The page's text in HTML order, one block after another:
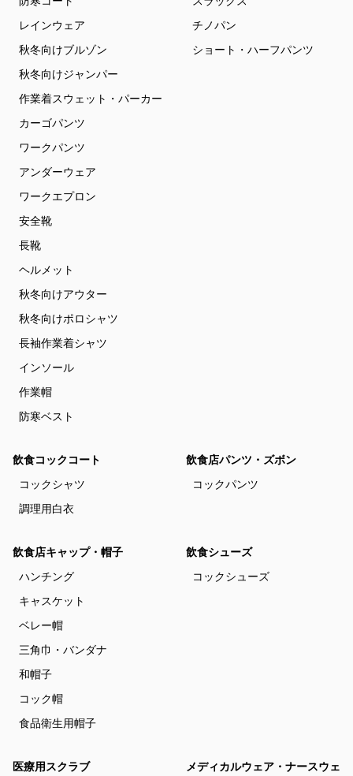
レインウェア
秋冬向けブルゾン
秋冬向けジャンパー
作業着スウェット・パーカー
カーゴパンツ
ワークパンツ
アンダーウェア
ワークエプロン
安全靴
長靴
ヘルメット
秋冬向けアウター
秋冬向けポロシャツ
長袖作業着シャツ
インソール
作業帽
防寒ベスト
チノパン
ショート・ハーフパンツ
飲食コックコート
コックシャツ
調理用白衣
飲食店パンツ・ズボン
コックパンツ
飲食店キャップ・帽子
ハンチング
キャスケット
ベレー帽
三角巾・バンダナ
和帽子
コック帽
食品衛生用帽子
飲食シューズ
コックシューズ
医療用スクラブ
メディカルウェア・ナースウェ